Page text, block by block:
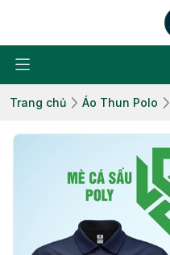
Trang chủ Áo Thun Polo